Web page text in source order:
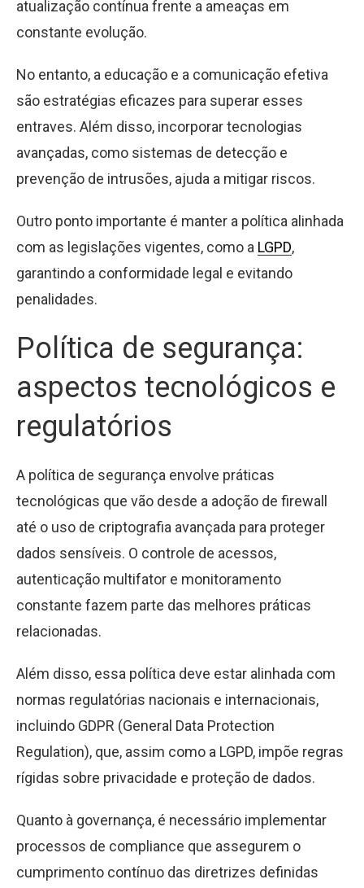
atualização contínua frente a ameaças em
constante evolução.
No entanto, a educação e a comunicação efetiva
são estratégias eficazes para superar esses
entraves. Além disso, incorporar tecnologias
avançadas, como sistemas de detecção e
prevenção de intrusões, ajuda a mitigar riscos.
Outro ponto importante é manter a política alinhada
com as legislações vigentes, como a LGPD,
garantindo a conformidade legal e evitando
penalidades.
Política de segurança:
aspectos tecnológicos e
regulatórios
A política de segurança envolve práticas
tecnológicas que vão desde a adoção de firewall
até o uso de criptografia avançada para proteger
dados sensíveis. O controle de acessos,
autenticação multifator e monitoramento
constante fazem parte das melhores práticas
relacionadas.
Além disso, essa política deve estar alinhada com
normas regulatórias nacionais e internacionais,
incluindo GDPR (General Data Protection
Regulation), que, assim como a LGPD, impõe regras
rígidas sobre privacidade e proteção de dados.
Quanto à governança, é necessário implementar
processos de compliance que assegurem o
cumprimento contínuo das diretrizes definidas